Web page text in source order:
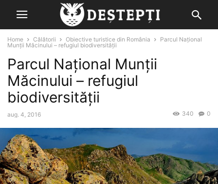
Home Călătorii Obiective turistice din România
Parcul Național
Munții Măcinului – refugiul biodiversității
Parcul Național Munții
Măcinului – refugiul
biodiversității
aug. 4, 2016 0
340